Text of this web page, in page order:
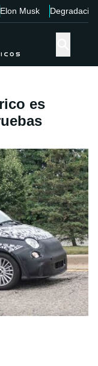
Elon Musk Degradación
es